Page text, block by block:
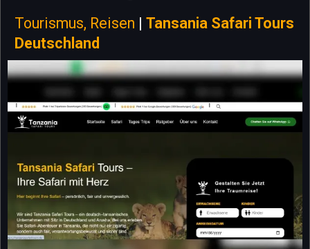
Tourismus, Reisen | Tansania Safari Tours
Deutschland